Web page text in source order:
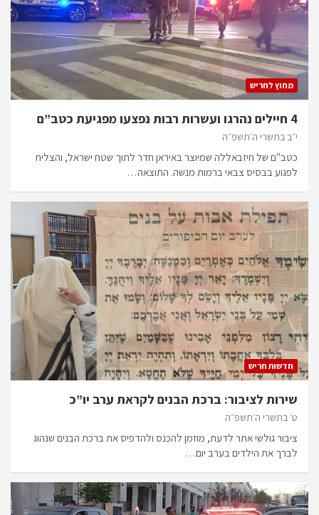
מחוץ לחריש
4 חיילים נהרגו ועשרות רבות נפצעו מפגיעת כטב”ם
י״ב בתשרי ה׳תשפ״ה
כטב"ם של חיזבאללה שמיוצר באיראן חדר לתוך שטח ישראל, והצליח
לפגוע בבסיס צבאי ברמות מנשה. התוצאה…
חדשות חריש
שירות לציבור: ברכת הבנים לקראת ערב יו”כ
ט׳ בתשרי ה׳תשפ״ה
ציבור גולשי אתר לדעת, מוזמן להכנס ולהדפיס את ברכת הבנים שנהוג
לברך את הילדים בערב יום…